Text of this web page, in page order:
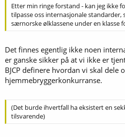
Etter min ringe forstand - kan jeg ikke
tilpasse oss internasjonale standarder,
særnorske ølklassene under en klasse
Det finnes egentlig ikke noen
er ganske sikker på at vi ikke er
BJCP definere hvordan vi skal dele
hjemmebryggerkonkurranse.
(Det burde ihvertfall ha eksistert en
tilsvarende)